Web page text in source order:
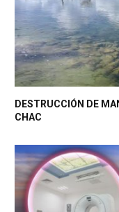
DESTRUCCIÓN DE
CHAC